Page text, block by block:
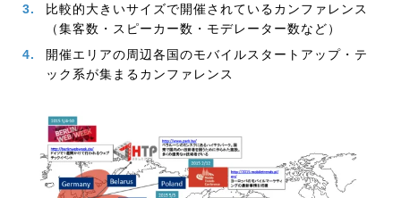
比較的大きいサイズで開催されているカンファレンス
（集客数・スピーカー数・モデレーター数など）
開催エリアの周辺各国のモバイルスタートアップ・テ
ック系が集まるカンファレンス